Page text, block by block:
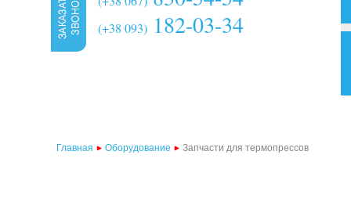
(+38 093) 182-03-34
Главная Оборудование Запчасти для термопрессов